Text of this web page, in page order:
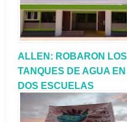
SISTEMA
‘COMUNICARNOS’
ALLEN: ROBARON LOS
TANQUES DE AGUA EN
DOS ESCUELAS